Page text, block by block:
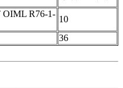
R76-1-
10
36